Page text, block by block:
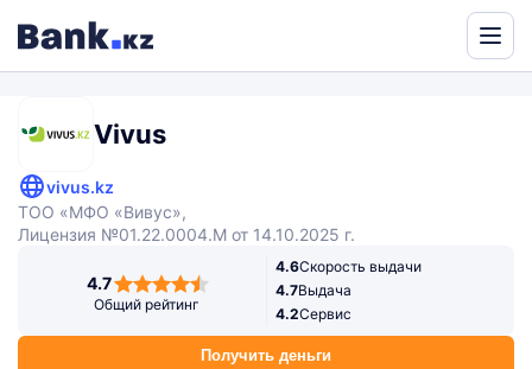
Vivus
vivus.kz
ТОО «МФО «Вивус»,
Лицензия №01.22.0004.M от 14.10.2025 г.
4.7
Общий рейтинг
4.6Скорость выдачи
4.7Выдача
4.2Сервис
Получить деньги